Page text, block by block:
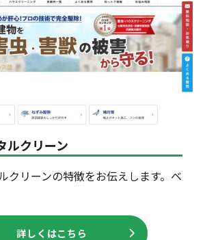
ルクリーン
クリーンの特徴をお伝えします。ベ
詳しくはこちら